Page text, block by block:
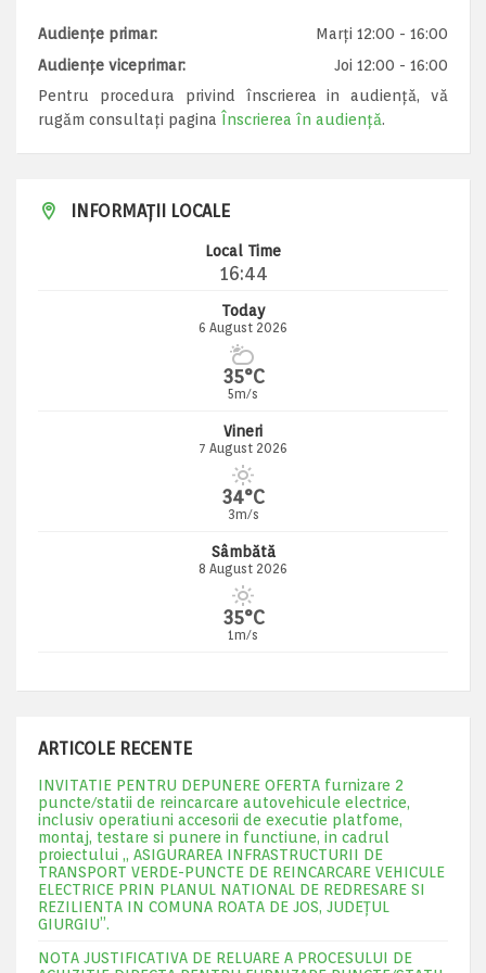
Audiențe primar:
Marți 12:00 - 16:00
Audiențe viceprimar:
Joi 12:00 - 16:00
Pentru procedura privind înscrierea in audiență, vă
rugăm consultați pagina Înscrierea în audiență.
INFORMAȚII LOCALE
Local Time
16:44
Today
6 August 2026
35°C
5m/s
Vineri
7 August 2026
34°C
3m/s
Sâmbătă
8 August 2026
35°C
1m/s
ARTICOLE RECENTE
INVITATIE PENTRU DEPUNERE OFERTA furnizare 2
puncte/statii de reincarcare autovehicule electrice,
inclusiv operatiuni accesorii de executie platfome,
montaj, testare si punere in functiune, in cadrul
proiectului „ ASIGURAREA INFRASTRUCTURII DE
TRANSPORT VERDE-PUNCTE DE REINCARCARE VEHICULE
ELECTRICE PRIN PLANUL NATIONAL DE REDRESARE SI
REZILIENTA IN COMUNA ROATA DE JOS, JUDEŢUL
GIURGIU”.
NOTA JUSTIFICATIVA DE RELUARE A PROCESULUI DE